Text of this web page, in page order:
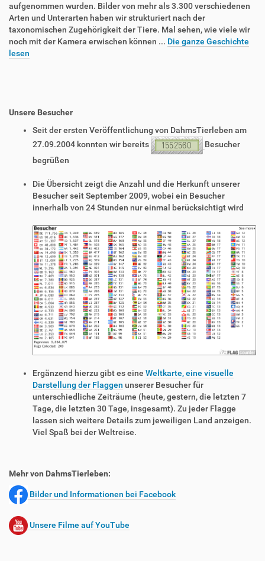
aufgenommen wurden. Bilder von mehr als 3.300 verschiedenen
Arten und Unterarten haben wir strukturiert nach der
taxonomischen Zugehörigkeit der Tiere. Mal sehen, wie viele wir
noch mit der Kamera erwischen können ... Die ganze Geschichte
lesen
Unsere Besucher
Seit der ersten Veröffentlichung von DahmsTierleben am
27.09.2004 konnten wir bereits
Besucher
begrüßen
Die Übersicht zeigt die Anzahl und die Herkunft unserer
Besucher seit September 2009, wobei ein Besucher
innerhalb von 24 Stunden nur einmal berücksichtigt wird
Ergänzend hierzu gibt es eine Weltkarte, eine visuelle
Darstellung der Flaggen unserer Besucher für
unterschiedliche Zeiträume (heute, gestern, die letzten 7
Tage, die letzten 30 Tage, insgesamt). Zu jeder Flagge
lassen sich weitere Details zum jeweiligen Land anzeigen.
Viel Spaß bei der Weltreise.
Mehr von DahmsTierleben:
Bilder und Informationen bei Facebook
Unsere Filme auf YouTube